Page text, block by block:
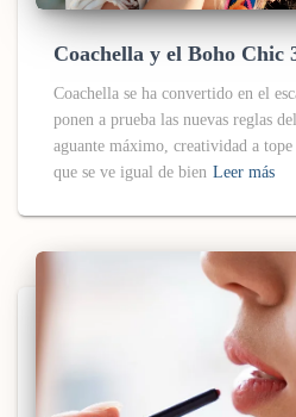
Coachella y el Boho Chic
Coachella se ha convertido en el
ponen a prueba las nuevas reglas
aguante máximo, creatividad a
que se ve igual de bien Leer más